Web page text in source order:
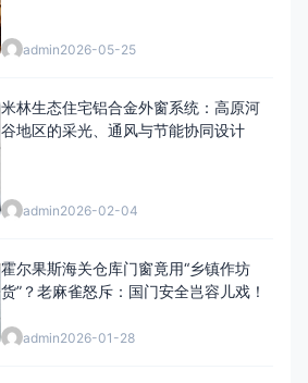
admin2026-05-25
米林生态住宅铝合金外窗系统：高原河
谷地区的采光、通风与节能协同设计
admin2026-02-04
霍尔果斯海关仓库门窗竟用“乡镇作坊
货”？老麻雀怒斥：国门安全岂容儿戏！
admin2026-01-28